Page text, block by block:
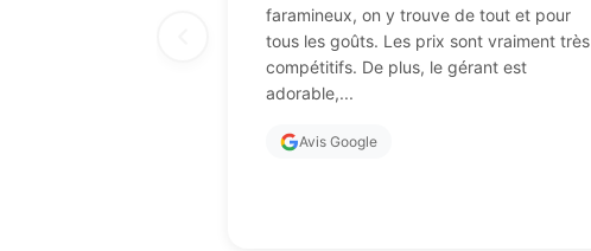
faramineux, on y trouve de tout et pour
tous les goûts. Les prix sont vraiment très
compétitifs. De plus, le gérant est
adorable,...
Avis Google